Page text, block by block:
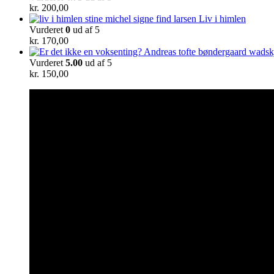
kr. 200,00
Liv i himlen
Vurderet 0 ud af 5
kr. 170,00
Vurderet 5.00 ud af 5
kr. 150,00